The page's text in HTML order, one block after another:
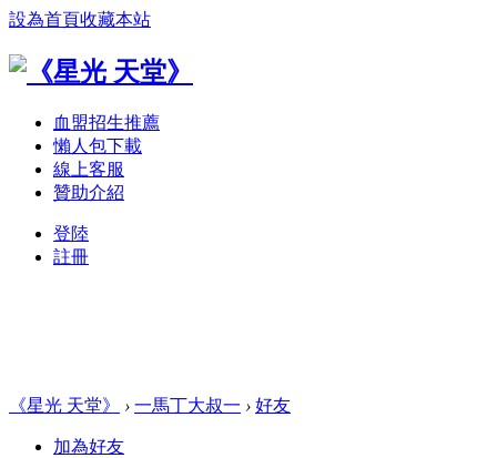
設為首頁收藏本站
血盟招生推薦
懶人包下載
線上客服
贊助介紹
登陸
註冊
《星光 天堂》 › 一馬丁大叔一 › 好友
加為好友